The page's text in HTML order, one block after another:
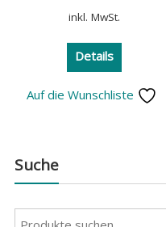
inkl. MwSt.
Details
Auf die Wunschliste
Suche